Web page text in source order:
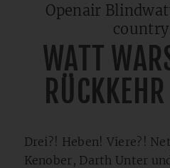
Openair
WATT
Drei?! Heben! Viere?!
Kenober, Darth Unter